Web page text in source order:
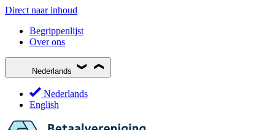
Direct naar inhoud
Begrippenlijst
Over ons
Nederlands
Nederlands
English